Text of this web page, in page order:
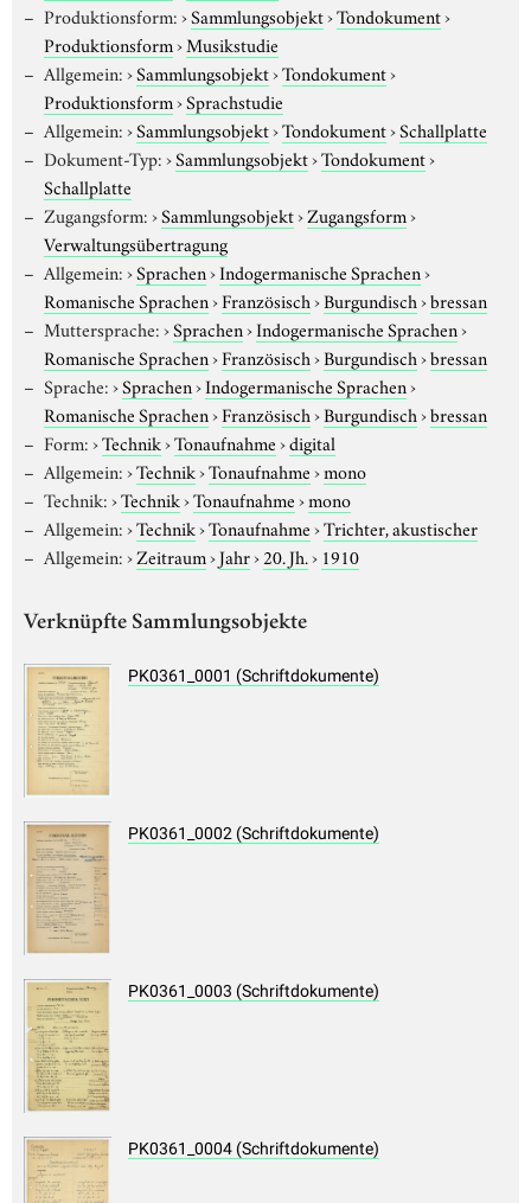
Produktionsform:›Sammlungsobjekt›Tondokument›
Produktionsform›Musikstudie
Allgemein:›Sammlungsobjekt›Tondokument›
Produktionsform›Sprachstudie
Allgemein:›Sammlungsobjekt›Tondokument›Schallplatte
Dokument-Typ:›Sammlungsobjekt›Tondokument›
Schallplatte
Zugangsform:›Sammlungsobjekt›Zugangsform›
Verwaltungsübertragung
Allgemein:›Sprachen›Indogermanische Sprachen›
Romanische Sprachen›Französisch›Burgundisch›bressan
Muttersprache:›Sprachen›Indogermanische Sprachen›
Romanische Sprachen›Französisch›Burgundisch›bressan
Sprache:›Sprachen›Indogermanische Sprachen›
Romanische Sprachen›Französisch›Burgundisch›bressan
Form:›Technik›Tonaufnahme›digital
Allgemein:›Technik›Tonaufnahme›mono
Technik:›Technik›Tonaufnahme›mono
Allgemein:›Technik›Tonaufnahme›Trichter, akustischer
Allgemein:›Zeitraum›Jahr›20. Jh.› 1910
Verknüpfte Sammlungsobjekte
PK0361_0001 (Schriftdokumente)
PK0361_0002 (Schriftdokumente)
PK0361_0003 (Schriftdokumente)
PK0361_0004 (Schriftdokumente)